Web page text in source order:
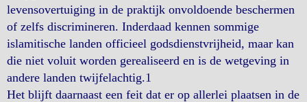
levensovertuiging in de praktijk onvoldoende beschermen
of zelfs discrimineren. Inderdaad kennen sommige
islamitische landen officieel godsdienstvrijheid, maar kan
die niet voluit worden gerealiseerd en is de wetgeving in
andere landen twijfelachtig.1
Het blijft daarnaast een feit dat er op allerlei plaatsen in de